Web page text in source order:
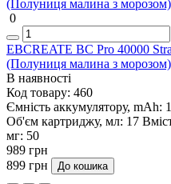
0
EBCREATE BC Pro 40000
(Полуниця малина з морозом)
В наявності
Код товару: 460
Ємність аккумулятору, mAh:
Об'єм картриджу, мл: 17
мг: 50
989 грн
899 грн
До кошика